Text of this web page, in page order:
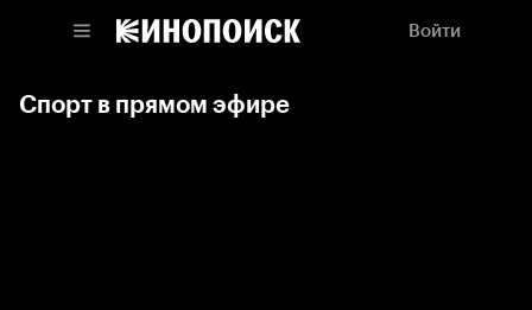
Войти
Спорт в прямом эфире